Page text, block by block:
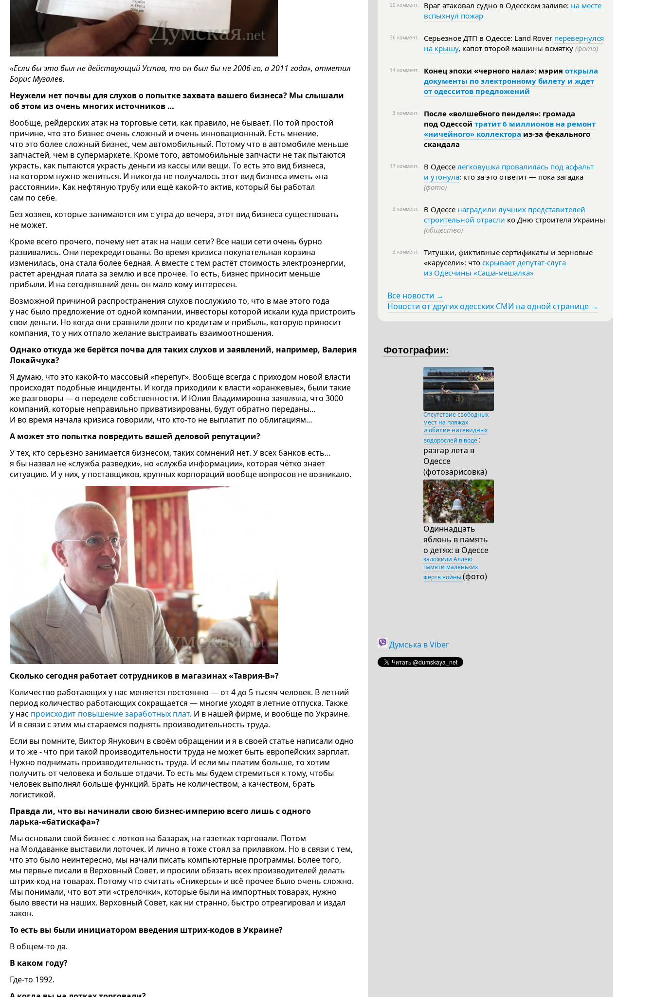
«Если бы это был не действующий Устав, то он был бы не 2006-го, а 2011 года», отметил
Борис Музалев.
Неужели нет почвы для слухов о попытке захвата вашего бизнеса? Мы слышали
об этом из очень многих источников …
Вообще, рейдерских атак на торговые сети, как правило, не бывает. По той простой
причине, что это бизнес очень сложный и очень инновационный. Есть мнение,
что это более сложный бизнес, чем автомобильный. Потому что в автомобиле меньше
запчастей, чем в супермаркете. Кроме того, автомобильные запчасти не так пытаются
украсть, как пытаются украсть деньги из кассы или вещи. То есть это вид бизнеса,
на котором нужно жениться. И никогда не получалось этот вид бизнеса иметь «на
расстоянии». Как нефтяную трубу или ещё какой-то актив, который бы работал
сам по себе.
Без хозяев, которые занимаются им с утра до вечера, этот вид бизнеса существовать
не может.
Кроме всего прочего, почему нет атак на наши сети? Все наши сети очень бурно
развивались. Они перекредитованы. Во время кризиса покупательная корзина
изменилась, она стала более бедная. А вместе с тем растёт стоимость электроэнергии,
растёт арендная плата за землю и всё прочее. То есть, бизнес приносит меньше
прибыли. И на сегодняшний день он мало кому интересен.
Возможной причиной распространения слухов послужило то, что в мае этого года
у нас было предложение от одной компании, инвесторы которой искали куда пристроить
свои деньги. Но когда они сравнили долги по кредитам и прибыль, которую приносит
компания, то у них отпало желание выстраивать взаимоотношения.
Однако откуда же берётся почва для таких слухов и заявлений, например, Валерия
Локайчука?
Я думаю, что это какой-то массовый «перепуг». Вообще всегда с приходом новой власти
происходят подобные инциденты. И когда приходили к власти «оранжевые», были такие
же разговоры — о переделе собственности. И Юлия Владимировна заявляла, что 3000
компаний, которые неправильно приватизированы, будут обратно переданы…
И во время начала кризиса говорили, что кто-то не выплатит по облигациям…
А может это попытка повредить вашей деловой репутации?
У тех, кто серьёзно занимается бизнесом, таких сомнений нет. У всех банков есть…
я бы назвал не «служба разведки», но «служба информации», которая чётко знает
ситуацию. И у них, у поставщиков, крупных корпораций вообще вопросов не возникало.
Сколько сегодня работает сотрудников в магазинах «Таврия-В»?
Количество работающих у нас меняется постоянно — от 4 до 5 тысяч человек. В летний
период количество работающих сокращается — многие уходят в летние отпуска. Также
у нас происходит повышение заработных плат. И в нашей фирме, и вообще по Украине.
И в связи с этим мы стараемся поднять производительность труда.
Если вы помните, Виктор Янукович в своём обращении и я в своей статье написали одно
и то же - что при такой производительности труда не может быть европейских зарплат.
Нужно поднимать производительность труда. И если мы платим больше, то хотим
получить от человека и больше отдачи. То есть мы будем стремиться к тому, чтобы
человек выполнял больше функций. Брать не количеством, а качеством, брать
логистикой.
Правда ли, что вы начинали свою бизнес-империю всего лишь с одного
ларька-«батискафа»?
Мы основали свой бизнес с лотков на базарах, на газетках торговали. Потом
на Молдаванке выставили лоточек. И лично я тоже стоял за прилавком. Но в связи с тем,
что это было неинтересно, мы начали писать компьютерные программы. Более того,
мы первые писали в Верховный Совет, и просили обязать всех производителей делать
штрих-код на товарах. Потому что считать «Сникерсы» и всё прочее было очень сложно.
Мы понимали, что вот эти «стрелочки», которые были на импортных товарах, нужно
было ввести на наших. Верховный Совет, как ни странно, быстро отреагировал и издал
закон.
То есть вы были инициатором введения штрих-кодов в Украине?
В общем-то да.
В каком году?
Где-то 1992.
20 коммент. Враг атаковал судно в Одесском заливе: на месте
вспыхнул пожар
36 коммент. Серьезное ДТП в Одессе: Land Rover перевернулся
на крышу, капот второй машины всмятку (фото)
14 коммент. Конец эпохи «черного нала»: мэрия открыла
документы по электронному билету и ждет
от одесситов предложений
3 коммент.
После «волшебного пенделя»: громада
под Одессой тратит 6 миллионов на ремонт
«ничейного» коллектора из-за фекального
скандала
17 коммент. В Одессе легковушка провалилась под асфальт
и утонула: кто за это ответит — пока загадка
(фото)
3 коммент. В Одессе наградили лучших представителей
строительной отрасли ко Дню строителя Украины
(общество)
3 коммент.
Титушки, фиктивные сертификаты и зерновые
«карусели»: что скрывает депутат-слуга
из Одесчины «Саша-мешалка»
Все новости →
Новости от других одесских СМИ на одной странице →
Фотографии:
Отсутствие свободных
мест на пляжах
и обилие нитевидных
водорослей в воде :
разгар лета в
Одессе
(фотозарисовка)
Одиннадцать
яблонь в память
о детях: в Одессе
заложили Аллею
памяти маленьких
жертв войны(фото)
Думська в Viber